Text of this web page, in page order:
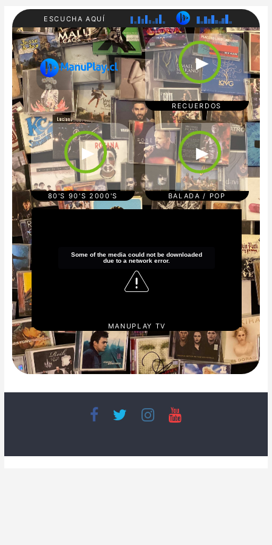
ESCUCHA AQUÍ
RADI
O
MAN
UPL
AY
80'S
90'S
200
0'S
REC
UER
DOS
CUM
BIA/
TRO
PICA
POP/
BAL
ADA
S
REG
GAE
TON
►
RECUERDOS
►
80'S 90'S 2000'S
►
BALADA / POP
MANUPLAY TV